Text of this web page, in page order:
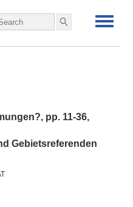
pp. 11-36,
Gebietsreferenden